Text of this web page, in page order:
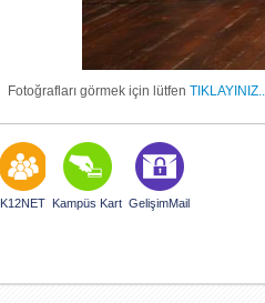
Fotoğrafları görmek için lütfen
K12NET Kampüs Kart GelişimMail